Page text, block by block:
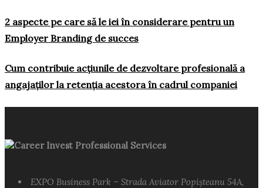
2 aspecte pe care să le iei în considerare pentru un
Employer Branding de succes
Cum contribuie acțiunile de dezvoltare profesională a
angajaților la retenția acestora în cadrul companiei
Career Invest Professional Services
EXPO Business Park – Strada Aviator Popișteanu 54A,